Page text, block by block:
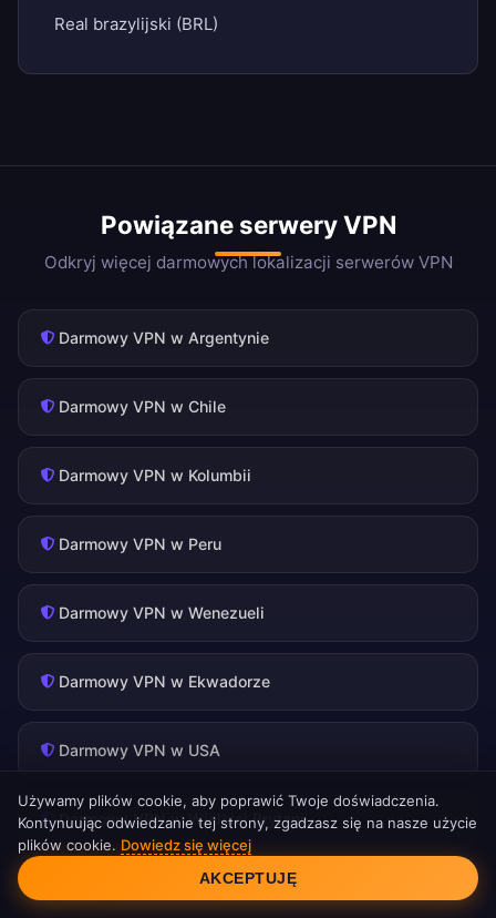
Real brazylijski (BRL)
Powiązane serwery VPN
Odkryj więcej darmowych lokalizacji serwerów VPN
Darmowy VPN w Argentynie
Darmowy VPN w Chile
Darmowy VPN w Kolumbii
Darmowy VPN w Peru
Darmowy VPN w Wenezueli
Darmowy VPN w Ekwadorze
Darmowy VPN w USA
Darmowy VPN w Wielkiej Brytanii
Zgoda na pliki cookie
Używamy plików cookie, aby poprawić Twoje doświadczenia.
Kontynuując odwiedzanie tej strony, zgadzasz się na nasze użycie
plików cookie. Dowiedz się więcej
AKCEPTUJĘ